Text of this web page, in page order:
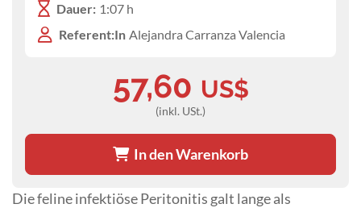
Die feline infektiöse Peritonitis galt lange als
Dauer: 1:07 h
Referent:In Alejandra Carranza Valencia
57,60 US$
(inkl. USt.)
In den Warenkorb